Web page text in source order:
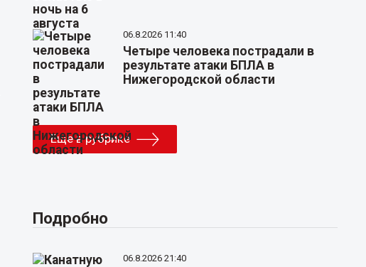
06.8.2026 11:40
Четыре человека пострадали в
результате атаки БПЛА в
Нижегородской области
Еще в рубрике
Подробно
06.8.2026 21:40